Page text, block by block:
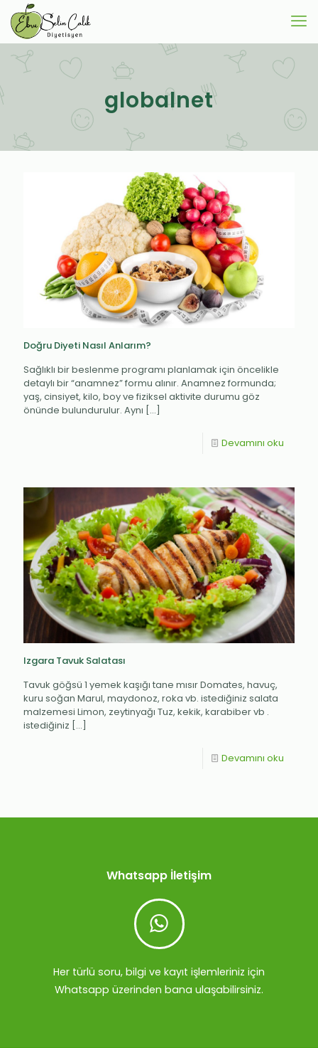
globalnet
Doğru Diyeti Nasıl Anlarım?
Sağlıklı bir beslenme programı planlamak için öncelikle
detaylı bir “anamnez” formu alınır. Anamnez formunda;
yaş, cinsiyet, kilo, boy ve fiziksel aktivite durumu göz
önünde bulundurulur. Aynı […]
Devamını oku
Izgara Tavuk Salatası
Tavuk göğsü 1 yemek kaşığı tane mısır Domates, havuç,
kuru soğan Marul, maydonoz, roka vb. istediğiniz salata
malzemesi Limon, zeytinyağı Tuz, kekik, karabiber vb .
istediğiniz […]
Devamını oku
Whatsapp İletişim
Her türlü soru, bilgi ve kayıt işlemleriniz için
Whatsapp üzerinden bana ulaşabilirsiniz.